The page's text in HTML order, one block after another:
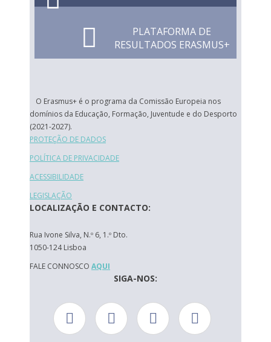
PLATAFORMA DE
RESULTADOS ERASMUS+
O Erasmus+ é o programa da Comissão Europeia nos
domínios da Educação, Formação, Juventude e do Desporto
(2021-2027).
PROTEÇÃO DE DADOS
POLÍTICA DE PRIVACIDADE
ACESSIBILIDADE
LEGISLAÇÃO
LOCALIZAÇÃO E CONTACTO:
Rua Ivone Silva, N.º 6, 1.º Dto.
1050-124 Lisboa
FALE CONNOSCO AQUI
SIGA-NOS: